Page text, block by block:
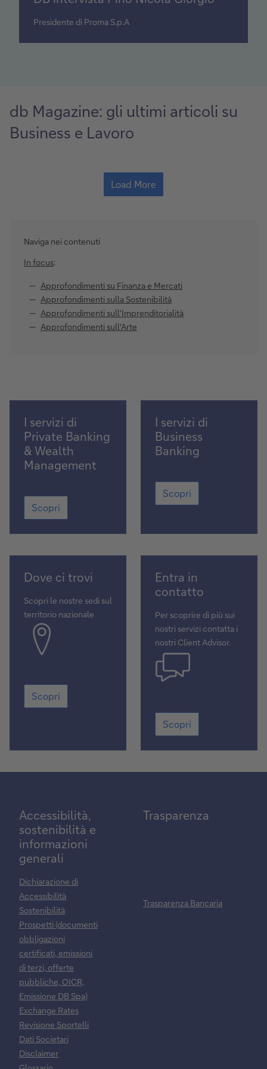
Presidente di Proma S.p.A
db Magazine: gli ultimi articoli su
Business e Lavoro
Load More
Naviga nei contenuti
In focus:
Approfondimenti su Finanza e Mercati
Approfondimenti sulla Sostenibilità
Approfondimenti sull'Imprenditorialità
Approfondimenti sull'Arte
Scoprili
I servizi di
Private Banking
& Wealth
Management
Scoprili
Scopri
Scopri
I servizi di
Business
Banking
Scopri
Scopri
Scopri
Dove ci trovi
Scopri le nostre sedi sul
territorio nazionale
Scopri
Scopri
Scopri
Entra in
contatto
Per scoprire di più sui
nostri servizi contatta i
nostri Client Advisor.
Scopri
Scopri
Accessibilità,
sostenibilità e
informazioni
generali
Dichiarazione di
Accessibilità
Sostenibilità
Prospetti (documenti
obbligazioni
certificati, emissioni
di terzi, offerte
pubbliche, OICR,
Emissione DB Spa)
Exchange Rates
Revisione Sportelli
Dati Societari
Disclaimer
Trasparenza
Trasparenza Bancaria